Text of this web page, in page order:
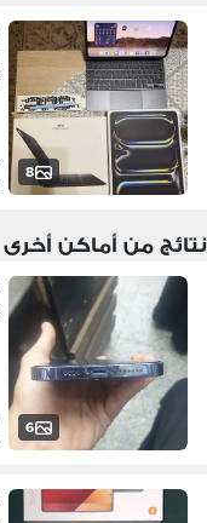
8
نتائج من أماكن أخرى
6